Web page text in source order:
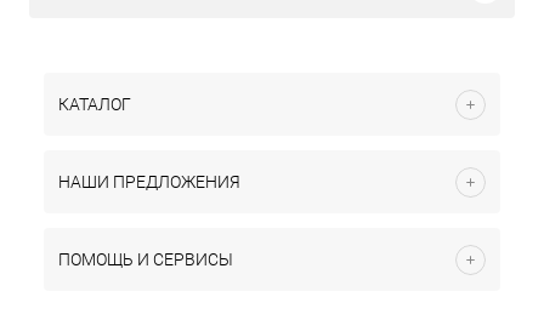
КАТАЛОГ
НАШИ ПРЕДЛОЖЕНИЯ
ПОМОЩЬ И СЕРВИСЫ